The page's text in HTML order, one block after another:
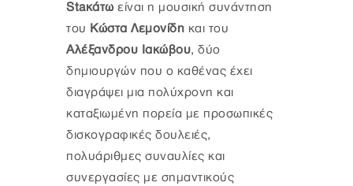
Staκάτωείναι η μουσική συνάντηση
του Κώστα Λεμονίδη και του
Αλέξανδρου Ιακώβου, δύο
δημιουργών που ο καθένας έχει
διαγράψει μια πολύχρονη και
καταξιωμένη πορεία με προσωπικές
δισκογραφικές δουλειές,
πολυάριθμες συναυλίες και
συνεργασίες με σημαντικούς